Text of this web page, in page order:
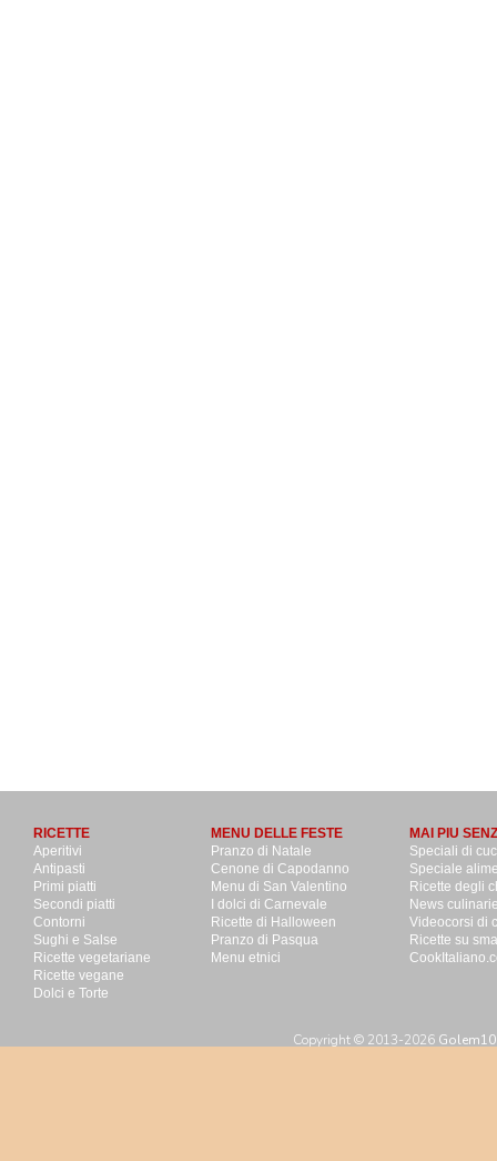
RICETTE
Aperitivi
Antipasti
Primi piatti
Secondi piatti
Contorni
Sughi e Salse
Ricette vegetariane
Ricette vegane
Dolci e Torte
MENU DELLE FESTE
Pranzo di Natale
Cenone di Capodanno
Menu di San Valentino
I dolci di Carnevale
Ricette di Halloween
Pranzo di Pasqua
Menu etnici
MAI PIU
Speciali di
Speciale
Ricette degli
News
Videocorsi di
Ricette su
Copyright © 2013-2026